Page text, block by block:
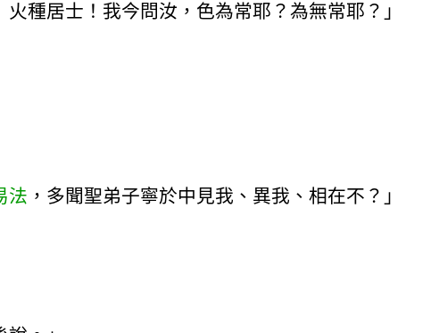
種居士！我今問汝，色為常耶？為無常耶？」
法 ，多聞聖弟子寧於中見我、異我、相在不？」